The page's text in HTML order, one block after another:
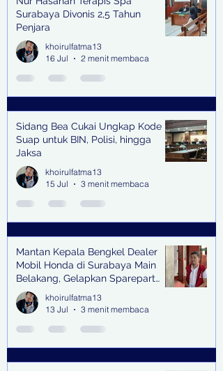
Surabaya Divonis 2,5 Tahun
Penjara
khoirulfatma13
16 Jul
2 menit membaca
Sidang Bea Cukai Ungkap Kode
Suap untuk BIN, Polisi, hingga
Jaksa
khoirulfatma13
15 Jul
3 menit membaca
Mantan Kepala Bengkel Dealer
Mobil Honda di Surabaya Main
Belakang, Gelapkan Sparepart
Senilai Rp 1,9 Miliar
khoirulfatma13
13 Jul
3 menit membaca